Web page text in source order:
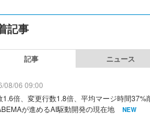
記事
記事 ニュース
08/06 09:00
1.6倍、変更行数1.8倍、平均マージ時間37%
が進めるAI駆動開発の現在地
NEW